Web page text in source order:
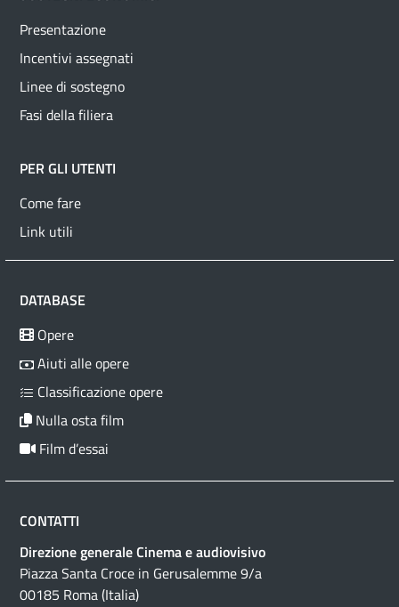
Presentazione
Incentivi assegnati
Linee di sostegno
Fasi della filiera
PER GLI UTENTI
Come fare
Link utili
DATABASE
Opere
Aiuti alle opere
Classificazione opere
Nulla osta film
Film d’essai
CONTATTI
Direzione generale Cinema e audiovisivo
Piazza Santa Croce in Gerusalemme 9/a
00185 Roma (Italia)